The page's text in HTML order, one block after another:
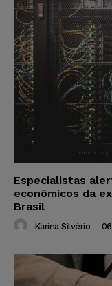
Especialistas
econômicos da
Brasil
Karina Silvério -